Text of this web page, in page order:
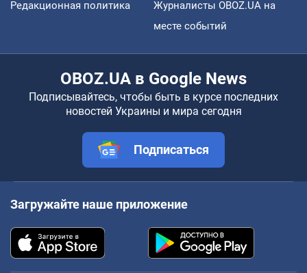
Редакционная политика
Журналисты OBOZ.UA на
месте событий
OBOZ.UA в Google News
Подписывайтесь, чтобы быть в курсе последних
новостей Украины и мира сегодня
Подписаться
Загружайте наше приложение